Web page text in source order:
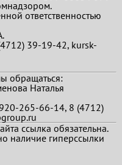
ответственностью
39-19-42, kursk-
обращаться:
Наталья
265-66-14, 8 (4712)
ссылка обязательна.
наличие гиперссылки